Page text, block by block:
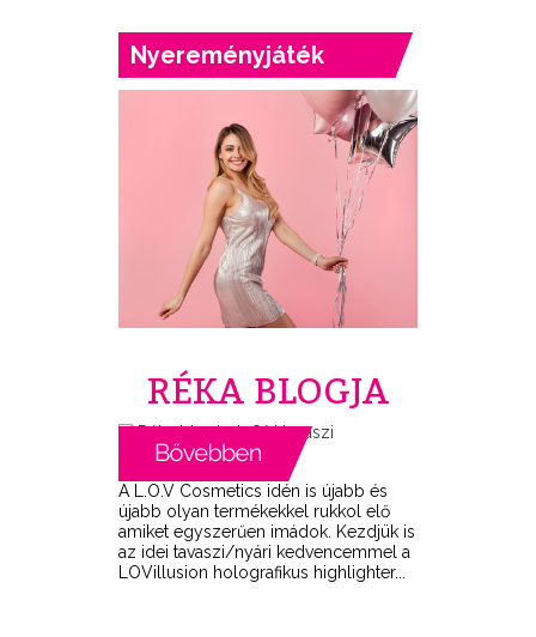
Nyereményjáték
RÉKA BLOGJA
A L.O.V Cosmetics idén is újabb és
újabb olyan termékekkel rukkol elő
amiket egyszerűen imádok. Kezdjük is
az idei tavaszi/nyári kedvencemmel a
LOVillusion holografikus highlighter...